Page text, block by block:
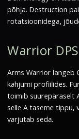
põhja. Destruction
rotatsioonidega,
Warrior DPS
Arms Warrior langeb
kahjumi profiilides.
toimib suurepäraselt
selle A taseme tippu,
varjutab seda.